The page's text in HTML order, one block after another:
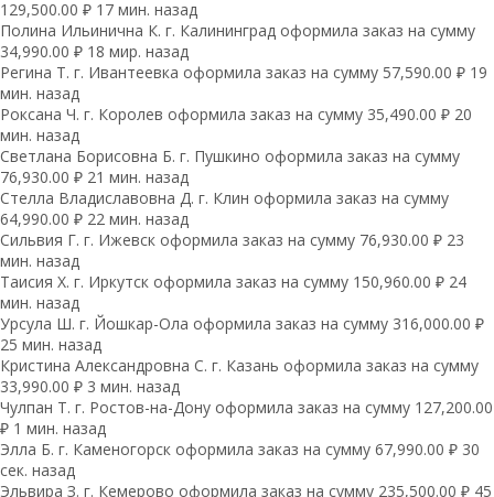
129,500.00 ₽ 17 мин. назад
Полина Ильинична К. г. Калининград оформила заказ на сумму
34,990.00 ₽ 18 мир. назад
Регина Т. г. Ивантеевка оформила заказ на сумму 57,590.00 ₽ 19
мин. назад
Роксана Ч. г. Королев оформила заказ на сумму 35,490.00 ₽ 20
мин. назад
Светлана Борисовна Б. г. Пушкино оформила заказ на сумму
76,930.00 ₽ 21 мин. назад
Стелла Владиславовна Д. г. Клин оформила заказ на сумму
64,990.00 ₽ 22 мин. назад
Сильвия Г. г. Ижевск оформила заказ на сумму 76,930.00 ₽ 23
мин. назад
Таисия Х. г. Иркутск оформила заказ на сумму 150,960.00 ₽ 24
мин. назад
Урсула Ш. г. Йошкар-Ола оформила заказ на сумму 316,000.00 ₽
25 мин. назад
Кристина Александровна С. г. Казань оформила заказ на сумму
33,990.00 ₽ 3 мин. назад
Чулпан Т. г. Ростов-на-Дону оформила заказ на сумму 127,200.00
₽ 1 мин. назад
Элла Б. г. Каменогорск оформила заказ на сумму 67,990.00 ₽ 30
сек. назад
Эльвира З. г. Кемерово оформила заказ на сумму 235,500.00 ₽ 45